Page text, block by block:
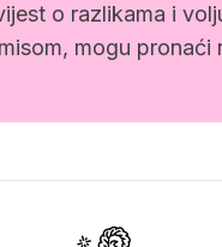
o razlikama i
mogu pronaći